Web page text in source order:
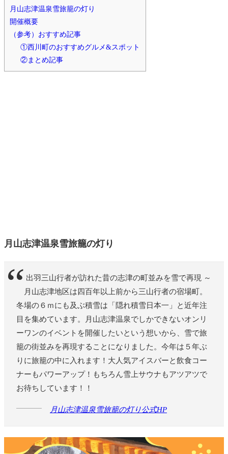
月山志津温泉雪旅籠の灯り
開催概要
（参考）おすすめ記事
①西川町のおすすめグルメ&スポット
②まとめ記事
月山志津温泉雪旅籠の灯り
～ 出羽三山行者が訪れた昔の志津の町並みを雪で再現 ～
月山志津地区は四百年以上前から三山行者の宿場町。
冬場の６ｍにも及ぶ積雪は「隠れ積雪日本一」と近年注
目を集めています。月山志津温泉でしかできないオンリ
ーワンのイベントを開催したいという想いから、雪で旅
籠の街並みを再現することになりました。今年は５年ぶ
りに旅籠の中に入れます！大人気アイスバーと飲食コー
ナーもパワーアップ！もちろん雪上サウナもアツアツで
お待ちしています！！
月山志津温泉雪旅籠の灯り公式HP